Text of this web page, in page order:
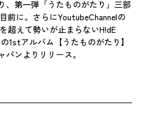
、第一弾「うたものがたり」三部
前に。さらにYoutubeChannelの
超えて勢いが止まらないH!dE
1stアルバム【うたものがたり】
ンよりリリース。